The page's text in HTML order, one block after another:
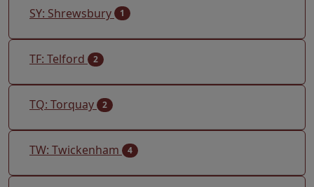
SY: Shrewsbury 1
TF: Telford 2
TQ: Torquay 2
TW: Twickenham 4